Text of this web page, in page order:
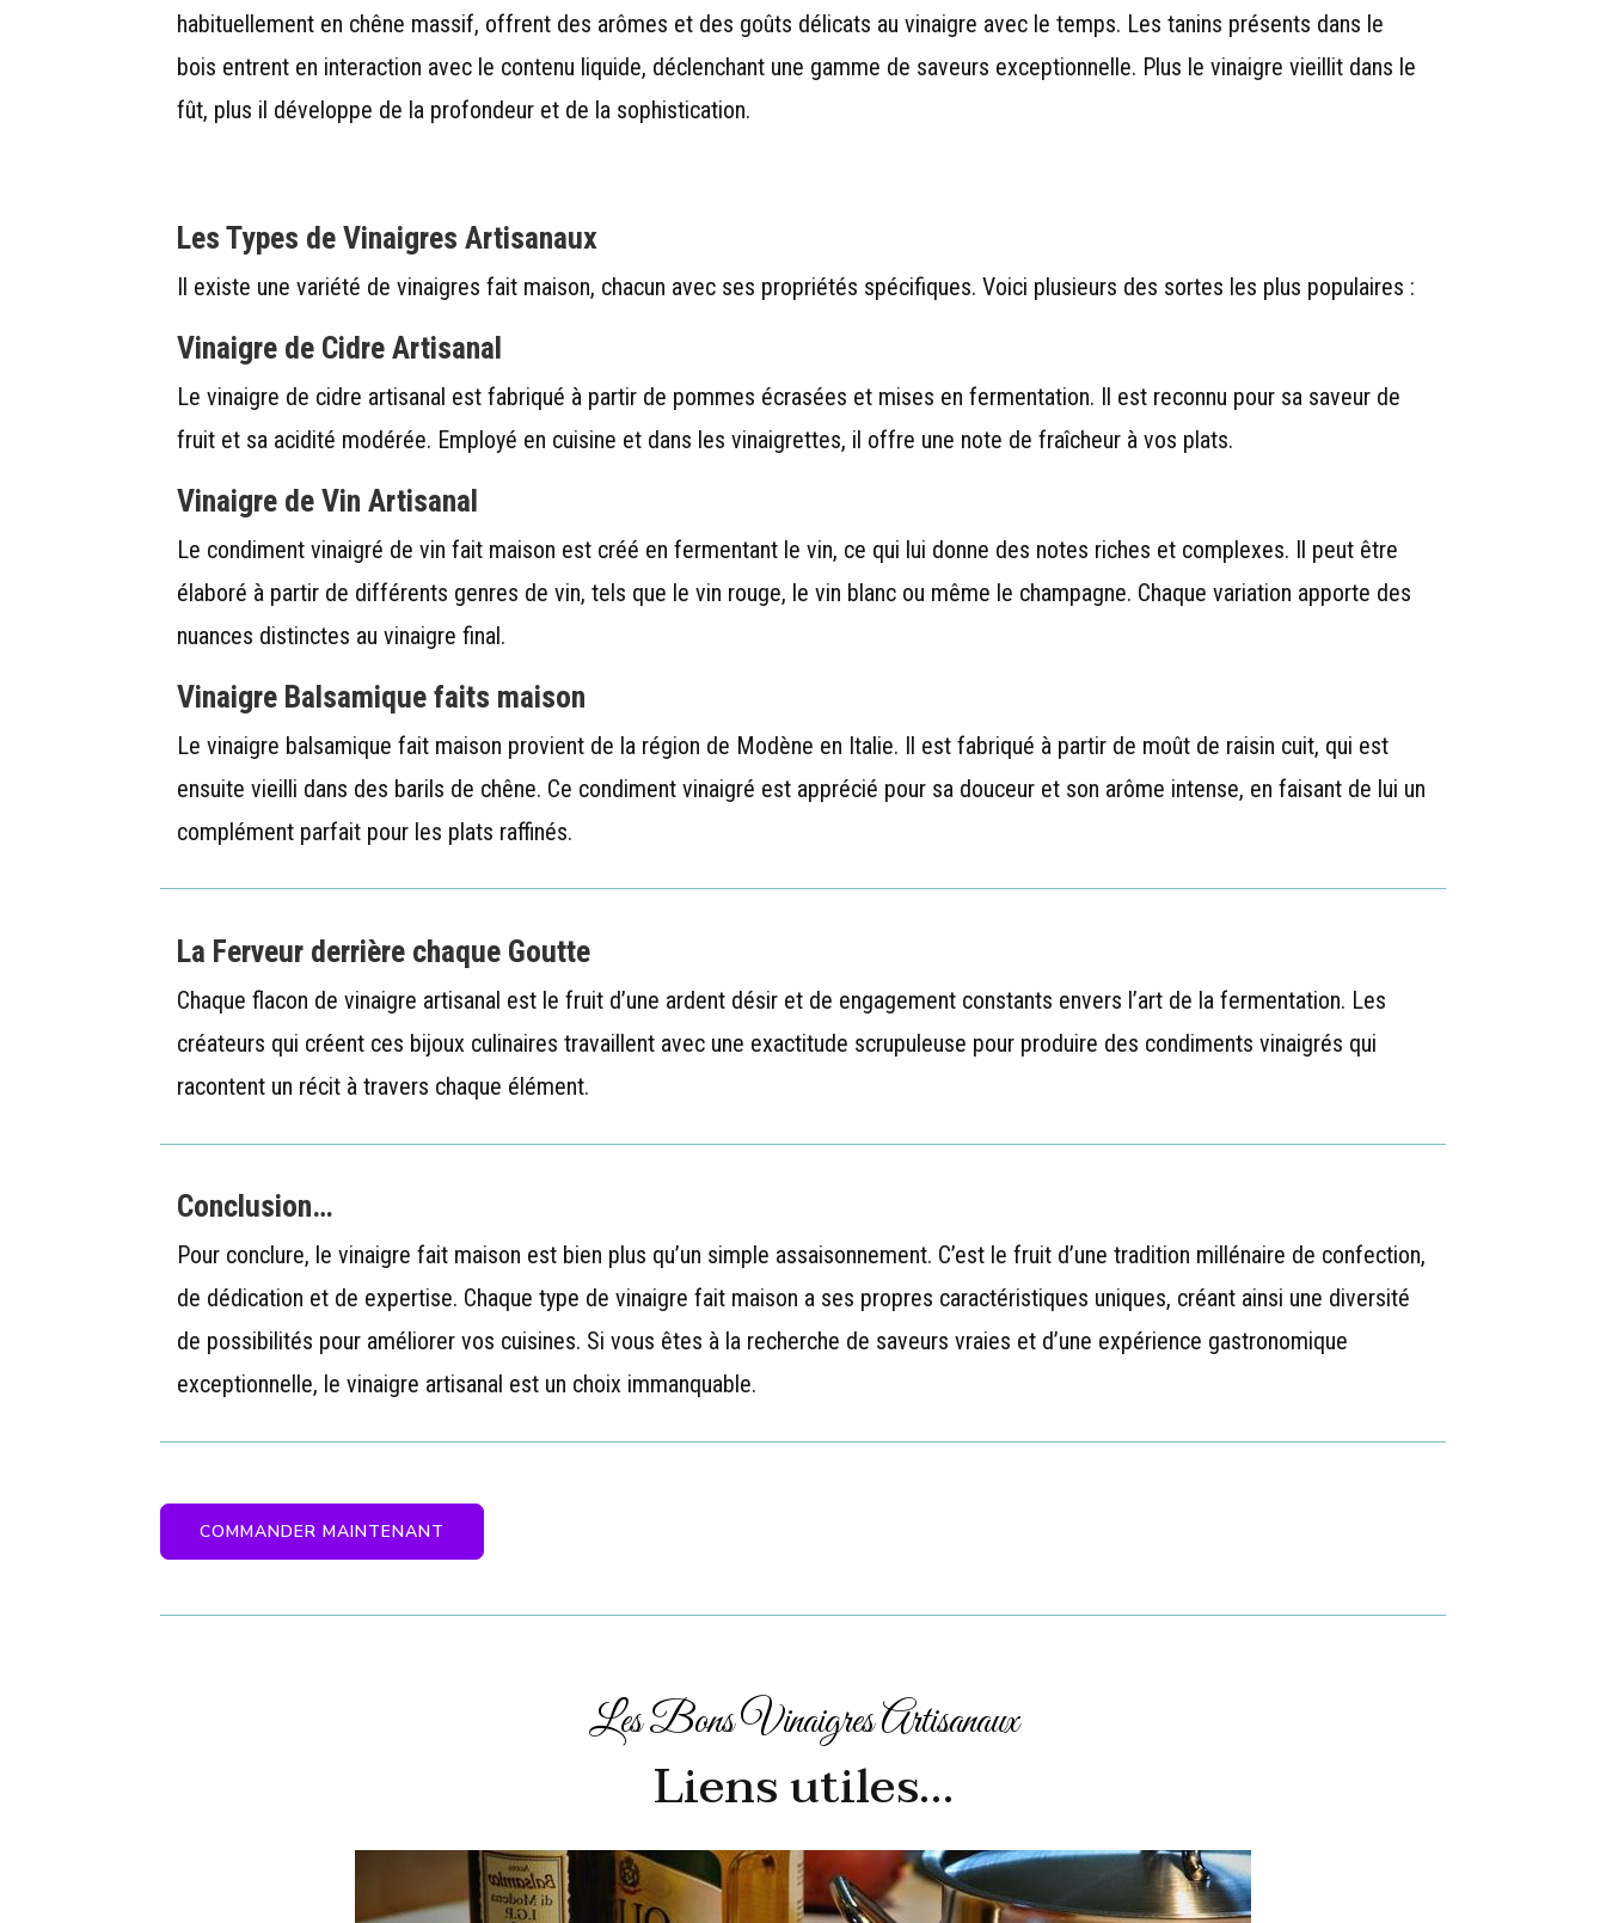
habituellement en chêne massif, offrent des arômes et des goûts délicats au vinaigre avec le temps. Les tanins présents dans le
bois entrent en interaction avec le contenu liquide, déclenchant une gamme de saveurs exceptionnelle. Plus le vinaigre vieillit dans le
fût, plus il développe de la profondeur et de la sophistication.
Les Types de Vinaigres Artisanaux
Il existe une variété de vinaigres fait maison, chacun avec ses propriétés spécifiques. Voici plusieurs des sortes les plus populaires :
Vinaigre de CidreArtisanal
Le vinaigre de cidre artisanal est fabriqué à partir de pommes écrasées et mises en fermentation. Il est reconnu pour sa saveur de
fruit et sa acidité modérée. Employé en cuisine et dans les vinaigrettes, il offre une note de fraîcheur à vos plats.
Vinaigre de VinArtisanal
Le condiment vinaigré de vin fait maison est créé en fermentant le vin, ce qui lui donne des notes riches et complexes. Il peut être
élaboré à partir de différents genres de vin, tels que le vin rouge, le vin blanc ou même le champagne. Chaque variation apporte des
nuances distinctes au vinaigre final.
Vinaigre Balsamiquefaits maison
Le vinaigre balsamique fait maison provient de la région de Modène en Italie. Il est fabriqué à partir de moût de raisin cuit, qui est
ensuite vieilli dans des barils de chêne. Ce condiment vinaigré est apprécié pour sa douceur et son arôme intense, en faisant de lui un
complément parfait pour les plats raffinés.
La Ferveur derrière chaque Goutte
Chaque flacon de vinaigre artisanal est le fruit d’une ardent désir et de engagement constants envers l’art de la fermentation. Les
créateurs qui créent ces bijoux culinaires travaillent avec une exactitude scrupuleuse pour produire des condiments vinaigrés qui
racontent un récit à travers chaque élément.
Conclusion…
Pour conclure, le vinaigre fait maison est bien plus qu’un simple assaisonnement. C’est le fruit d’une tradition millénaire de confection,
de dédication et de expertise. Chaque type de vinaigre fait maison a ses propres caractéristiques uniques, créant ainsi une diversité
de possibilités pour améliorer vos cuisines. Si vous êtes à la recherche de saveurs vraies et d’une expérience gastronomique
exceptionnelle, le vinaigre artisanal est un choix immanquable.
COMMANDER MAINTENANT
Les Bons Vinaigres Artisanaux
Liens utiles…